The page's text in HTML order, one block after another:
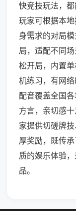
快竞技玩法，都
玩家可根据本
身需求的对局
局，适配不同
松开局，内置
机练习，有网
配音覆盖全国
方言，亲切感
家提供切磋牌
厚奖励，既传
质的娱乐体验
品。